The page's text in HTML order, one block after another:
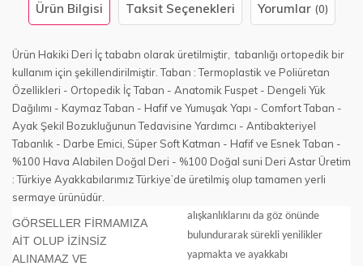
Ürün Bilgisi Taksit Seçenekleri Yorumlar (0)
Ürün Hakiki Deri İç tababn olarak üretilmiştir, tabanlığı ortopedik bir
kullanım için şekillendirilmiştir. Taban : Termoplastik ve Poliüretan
Özellikleri - Ortopedik İç Taban - Anatomik Fuspet - Dengeli Yük
Dağılımı - Kaymaz Taban - Hafif ve Yumuşak Yapı - Comfort Taban -
Ayak Şekil Bozukluğunun Tedavisine Yardımcı - Antibakteriyel
Tabanlık - Darbe Emici, Süper Soft Katman - Hafif ve Esnek Taban -
%100 Hava Alabilen Doğal Deri - %100 Doğal suni Deri Astar Üretim
: Türkiye Ayakkabılarımız Türkiye’de üretilmiş olup tamamen yerli
sermaye ürünüdür.
GÖRSELLER FİRMAMIZA
AİT OLUP İZİNSİZ
ALINAMAZ VE
alışkanlıklarını da göz önünde
bulundurarak sürekli yenilikler
yapmakta ve ayakkabı